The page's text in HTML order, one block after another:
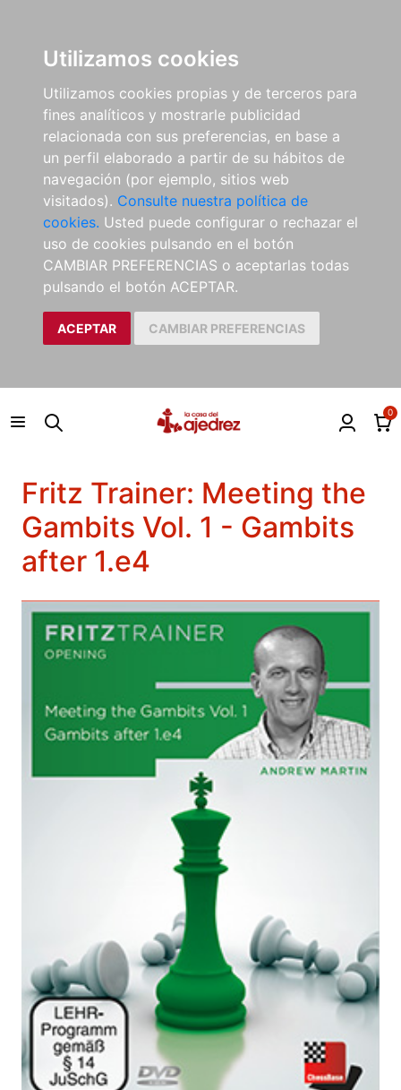
Utilizamos cookies
Utilizamos cookies propias y de terceros para
fines analíticos y mostrarle publicidad
relacionada con sus preferencias, en base a
un perfil elaborado a partir de su hábitos de
navegación (por ejemplo, sitios web
visitados). Consulte nuestra política de
cookies. Usted puede configurar o rechazar el
uso de cookies pulsando en el botón
CAMBIAR PREFERENCIAS o aceptarlas todas
pulsando el botón ACEPTAR.
ACEPTAR CAMBIAR PREFERENCIAS
0
Fritz Trainer: Meeting the
Gambits Vol. 1 - Gambits
after 1.e4